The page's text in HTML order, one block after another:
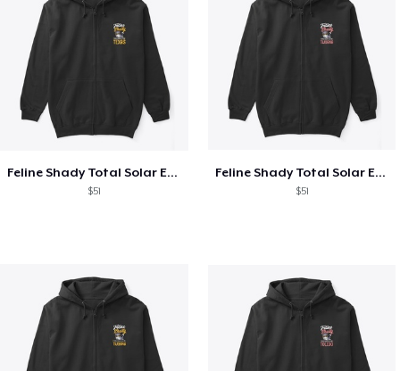
Feline Shady Total Solar Eclipse Texas
$51
Feline Shady Total Solar Eclipse Tijuana
$51